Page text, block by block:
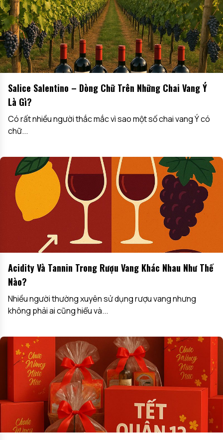
Salice Salentino – Dòng Chữ Trên Những Chai Vang Ý
Là Gì?
Có rất nhiều người thắc mắc vì sao một số chai vang Ý có
chữ...
Acidity Và Tannin Trong Rượu Vang Khác Nhau Như Thế
Nào?
Nhiều người thường xuyên sử dụng rượu vang nhưng
không phải ai cũng hiểu và...